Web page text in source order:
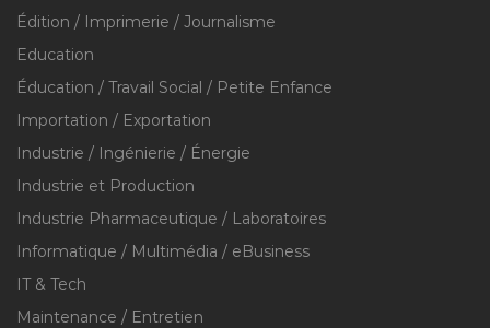
Édition / Imprimerie / Journalisme
Education
Éducation / Travail Social / Petite Enfance
Importation / Exportation
Industrie / Ingénierie / Énergie
Industrie et Production
Industrie Pharmaceutique / Laboratoires
Informatique / Multimédia / eBusiness
IT & Tech
Maintenance / Entretien